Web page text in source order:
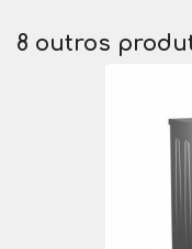
8 outros